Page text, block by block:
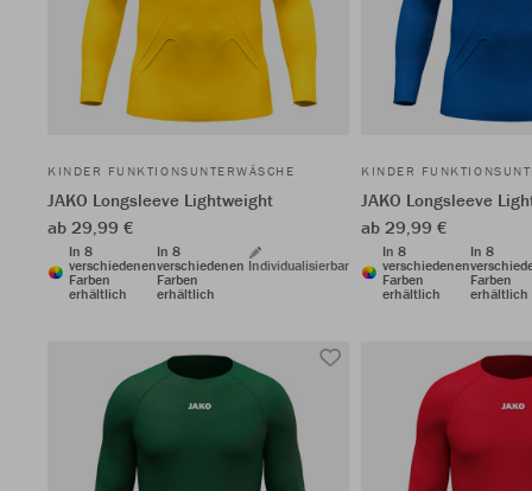
KINDER FUNKTIONSUNTERWÄSCHE
JAKO Longsleeve Lightweight
ab 29,99 €
In 8
verschiedenen
Farben
erhältlich
In 8
verschiedenen
Farben
erhältlich
Individualisierbar
KINDER
JAKO Longsleeve
ab 29,99 €
In 8
verschiedenen
Farben
erhältlich
In 8
Farben
erhältlich